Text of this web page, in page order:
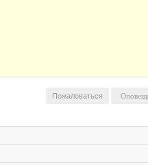
Пожаловаться